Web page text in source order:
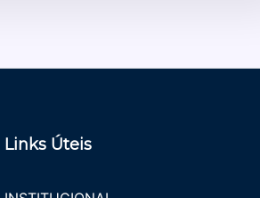
Links Úteis